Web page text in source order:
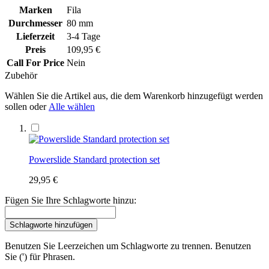
Marken
Fila
Durchmesser 80 mm
Lieferzeit
3-4 Tage
Preis
109,95 €
Call For Price Nein
Zubehör
Wählen Sie die Artikel aus, die dem Warenkorb hinzugefügt werden
sollen oder Alle wählen
Powerslide Standard protection set
29,95 €
Fügen Sie Ihre Schlagworte hinzu:
Schlagworte hinzufügen
Benutzen Sie Leerzeichen um Schlagworte zu trennen. Benutzen
Sie (') für Phrasen.